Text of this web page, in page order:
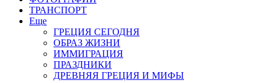
ТРАНСПОРТ
Еще
ГРЕЦИЯ СЕГОДНЯ
ОБРАЗ ЖИЗНИ
ИММИГРАЦИЯ
ПРАЗДНИКИ
ДРЕВНЯЯ ГРЕЦИЯ И МИФЫ